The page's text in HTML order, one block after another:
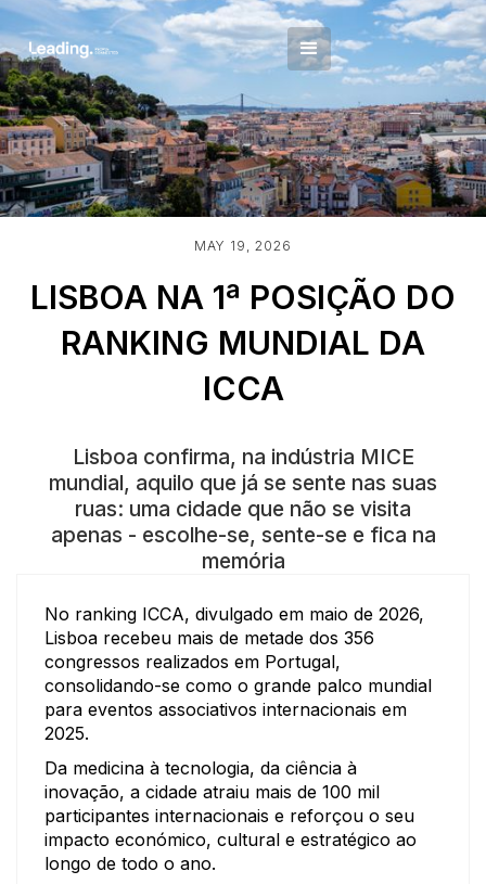
MAY 19, 2026
LISBOA NA 1ª POSIÇÃO DO
RANKING MUNDIAL DA
ICCA
Lisboa confirma, na indústria MICE
mundial, aquilo que já se sente nas suas
ruas: uma cidade que não se visita
apenas - escolhe-se, sente-se e fica na
memória
No ranking ICCA, divulgado em maio de 2026,
Lisboa recebeu mais de metade dos 356
congressos realizados em Portugal,
consolidando-se como o grande palco mundial
para eventos associativos internacionais em
2025.
Da medicina à tecnologia, da ciência à
inovação, a cidade atraiu mais de 100 mil
participantes internacionais e reforçou o seu
impacto económico, cultural e estratégico ao
longo de todo o ano.